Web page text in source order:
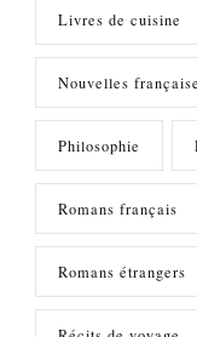
Livres de cuisine
Nouvelles
Philosophie
Romans français
Romans étrangers